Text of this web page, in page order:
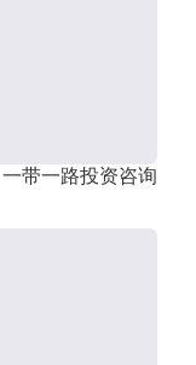
一带一路投资咨询